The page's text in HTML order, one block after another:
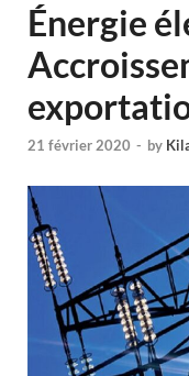
Énergie
21 février 2020 - by